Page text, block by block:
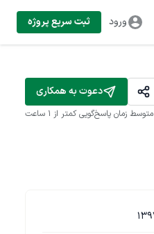
ورود ثبت سریع پروژه
دعوت به همکاری
متوسط زمان پاسخ‌گویی کمتر از 1 ساعت